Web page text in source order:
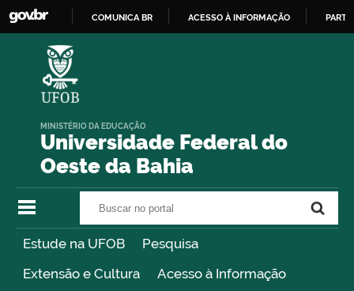
COMUNICA BR ACESSO À INFORMAÇÃO
Universidade Federal do
Oeste da Bahia
MINISTÉRIO DA EDUCAÇÃO
Estude na UFOB
Pesquisa
Extensão e Cultura
Acesso à Informação